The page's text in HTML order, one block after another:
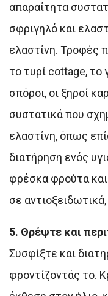
απαραίτητα
σφριγηλό και
ελαστίνη. Τροφές
το τυρί cottage, το
σπόροι, οι ξηροί
συστατικά που
ελαστίνη, όπως
διατήρηση ενός
φρέσκα φρούτα και
σε
5. Θρέψτε και
Συσφίξτε και
φροντίζοντάς το.